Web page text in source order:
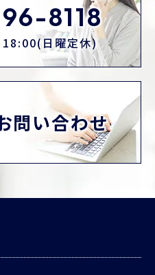
8118
日曜定休)
問い合わせ